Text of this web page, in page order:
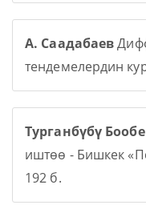
А. Саадабаев
тендемелердин
Турганбүбү
иштөө - Бишкек
192 б.